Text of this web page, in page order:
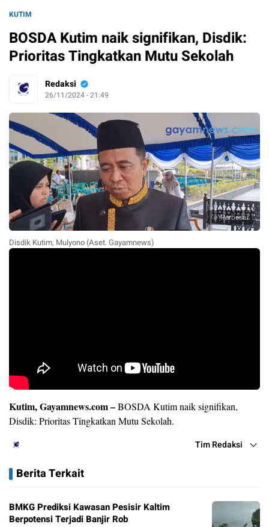
KUTIM
BOSDA Kutim naik signifikan, Disdik:
Prioritas Tingkatkan Mutu Sekolah
Redaksi
26/11/2024 - 21:49
Perbesar
Disdik Kutim, Mulyono (Aset. Gayamnews)
Kutim, Gayamnews.com–BOSDA Kutim naik signifikan,
Disdik: Prioritas Tingkatkan Mutu Sekolah.
Tim Redaksi
Berita Terkait
BMKG Prediksi Kawasan Pesisir Kaltim
Berpotensi Terjadi Banjir Rob